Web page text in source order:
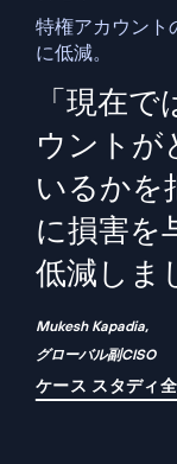
特権アカウント
に低減。
「現在
ウントが
いるかを
に損害を
低減しま
Mukesh Kapadia,
グローバル副CISO
ケース スタディ